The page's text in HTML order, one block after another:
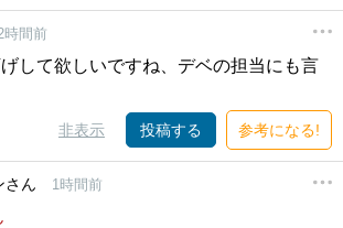
時間前
して欲しいですね、デベの担当にも言
非表示 投稿する 参考になる!
さん 1時間前